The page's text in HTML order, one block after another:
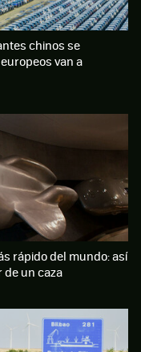
chinos se
van a
rápido del mundo: así
de un caza